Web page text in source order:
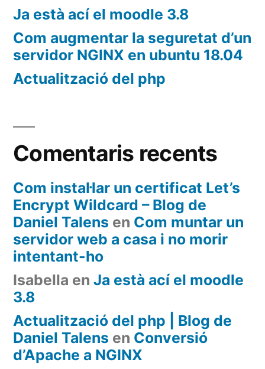
Ja està ací el moodle 3.8
Com augmentar la seguretat d’un
servidor NGINX en ubuntu 18.04
Actualització del php
Comentaris recents
Com instal·lar un certificat Let’s
Encrypt Wildcard – Blog de
Daniel Talens en Com muntar un
servidor web a casa i no morir
intentant-ho
Isabella en Ja està ací el moodle
3.8
Actualització del php | Blog de
Daniel Talens en Conversió
d’Apache a NGINX